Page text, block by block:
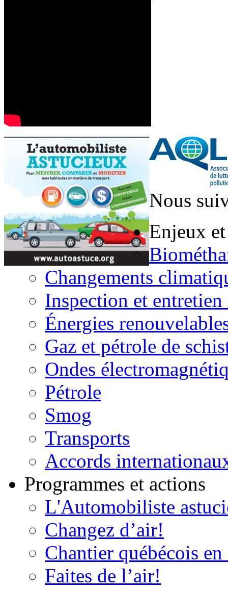
Nous
Enjeux
Changements
Inspection et entretien
Énergies
Gaz et pétrole de
Ondes
Pétrole
Smog
Transports
Accords
Programmes et actions
L'Automobiliste
Changez d’air!
Chantier québécois
Faites de l’air!